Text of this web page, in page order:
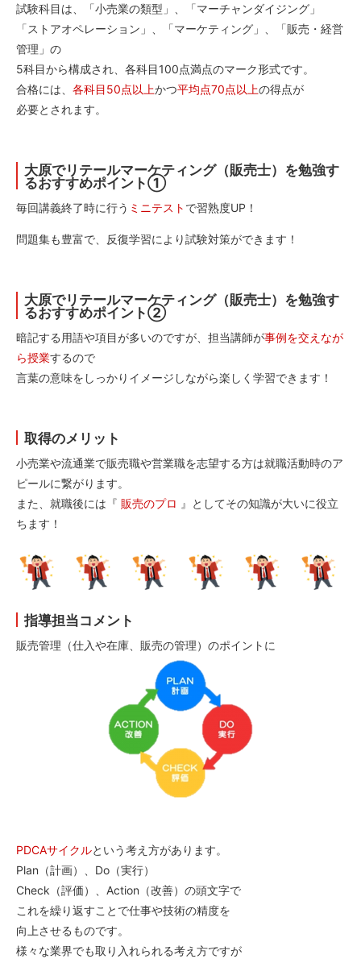
試験科目は、「小売業の類型」、「マーチャンダイジング」
「ストアオペレーション」、「マーケティング」、「販売・経営
管理」の
5科目から構成され、各科目100点満点のマーク形式です。
合格には、 各科目50点以上かつ平均点70点以上の得点が
必要とされます。
大原でリテールマーケティング（販売士）を勉強す
るおすすめポイント①
毎回講義終了時に行う ミニテスト で習熟度UP！
問題集も豊富で、反復学習により試験対策ができます！
大原でリテールマーケティング（販売士）を勉強す
るおすすめポイント②
暗記する用語や項目が多いのですが、担当講師が事例を交えなが
ら授業するので
言葉の意味をしっかりイメージしながら楽しく学習できます！
取得のメリット
小売業や流通業で販売職や営業職を志望する方は就職活動時のア
ピールに繋がります。
また、就職後には『 販売のプロ 』としてその知識が大いに役立
ちます！
指導担当コメント
販売管理（仕入や在庫、販売の管理）のポイントに
PDCAサイクルという考え方があります。
Plan（計画）、Do（実行）
Check（評価）、Action（改善）の頭文字で
これを繰り返すことで仕事や技術の精度を
向上させるものです。
様々な業界でも取り入れられる考え方ですが